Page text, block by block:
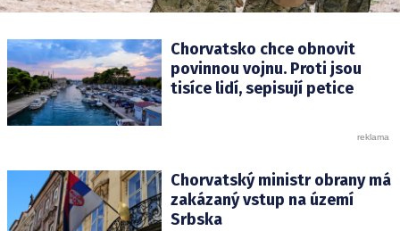
Chorvatsko chce obnovit
povinnou vojnu. Proti jsou
tisíce lidí, sepisují petice
Chorvatský ministr obrany má
zakázaný vstup na území
Srbska